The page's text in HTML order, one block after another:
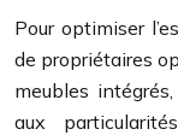
Pour optimiser
de propriétaires
meubles
aux